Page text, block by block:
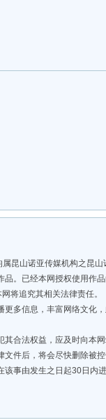
昆山诺亚传媒机构之昆
。已经本网授权使用作
将追究其相关法律责任。
多信息，丰富网络文化
合法权益，应及时向本
件后，将会尽快删除被控
事由发生之日起30日内进